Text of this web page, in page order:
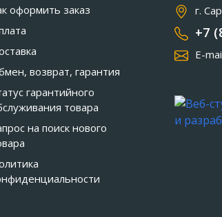
оформить заказ
возврат, гарантия
гарантийного
товара
на поиск нового
г.
+7
E-